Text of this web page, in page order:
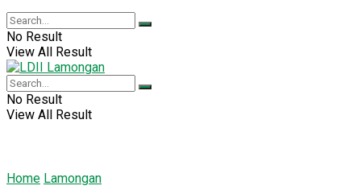
No Result
View All Result
No Result
View All Result
Home Lamongan